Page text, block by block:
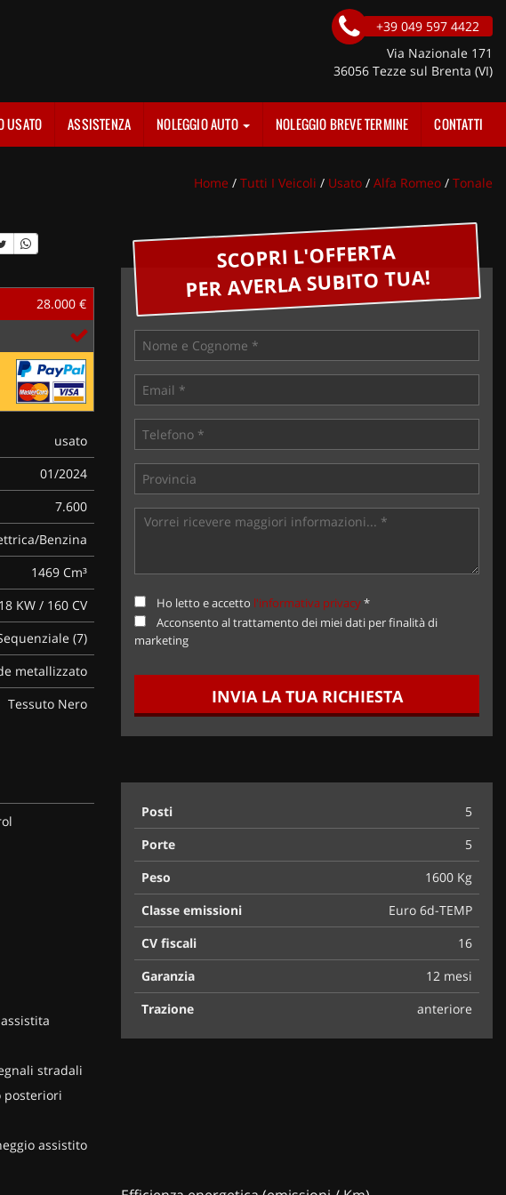
+39 049 597 4422
Via Nazionale 171
36056 Tezze sul Brenta (VI)
USATO ASSISTENZA NOLEGGIO AUTO NOLEGGIO BREVE TERMINE CONTATTI
Home / Tutti I Veicoli / Usato / Alfa Romeo / Tonale
28.000 €
usato
01/2024
7.600
Benzina
1469 Cm³
KW / 160 CV
(7)
metallizzato
Tessuto Nero
SCOPRI L'OFFERTA
PER AVERLA SUBITO TUA!
Ho letto e accetto l'informativa privacy*
Acconsento al trattamento dei miei dati per finalità di
marketing
INVIA LA TUA RICHIESTA
stradali
posteriori
assistito
Posti
5
Porte
5
Peso
1600 Kg
Classe emissioni
Euro 6d-TEMP
CV fiscali
16
Garanzia
12 mesi
Trazione
anteriore